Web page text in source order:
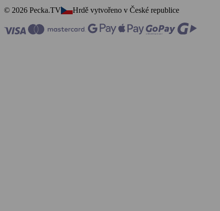
© 2026 Pecka.TV
Hrdě vytvořeno v České republice